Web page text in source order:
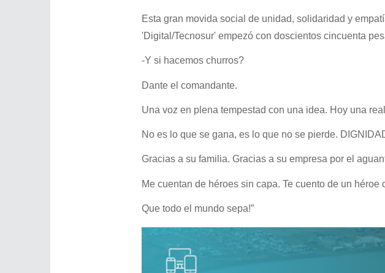
Esta gran movida social de unidad, solidaridad y
'Digital/Tecnosur' empezó con doscientos cincuenta
-Y si hacemos churros?
Dante el comandante.
Una voz en plena tempestad con una idea. Hoy una
No es lo que se gana, es lo que no se pierde.
Gracias a su familia. Gracias a su empresa por el
Me cuentan de héroes sin capa. Te cuento de un héroe
Que todo el mundo sepa!”